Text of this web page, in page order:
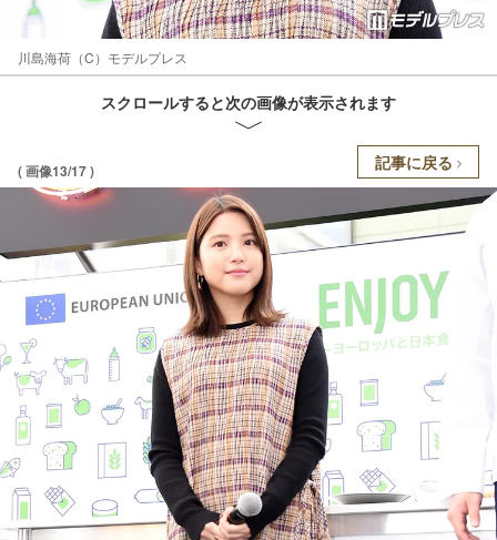
川島海荷（C）モデルプレス
スクロールすると次の画像が表示されます
( 画像13/17 ) 記事に戻る